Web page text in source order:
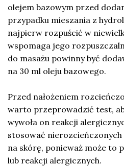
olejem bazowym przed
przypadku mieszania z
najpierw rozpuścić w
wspomaga jego
do masażu powinny być
na 30 ml oleju bazowego.
Przed nałożeniem
warto przeprowadzić test,
wywoła on reakcji
stosować
na skórę, ponieważ może to
lub reakcji alergicznych.